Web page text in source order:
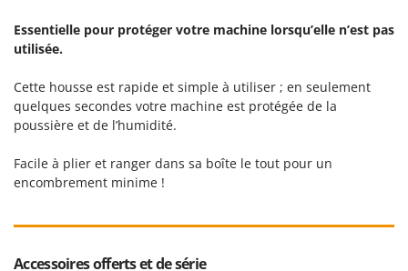
Ribimex
Ritter
River Systems
Rossofuoco
Royal Food
Ryobi
Essentielle pour protéger votre machine lorsqu’elle n’est pas
utilisée.
Cette housse est rapide et simple à utiliser ; en seulement
quelques secondes votre machine est protégée de la
poussière et de l’humidité.
Facile à plier et ranger dans sa boîte le tout pour un
encombrement minime !
Accessoires offerts et de série